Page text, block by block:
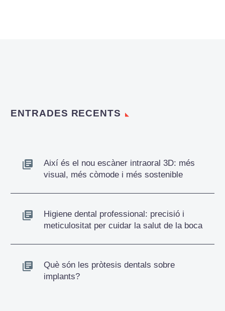
ENTRADES RECENTS
Així és el nou escàner intraoral 3D: més
visual, més còmode i més sostenible
Higiene dental professional: precisió i
meticulositat per cuidar la salut de la boca
Què són les pròtesis dentals sobre
implants?